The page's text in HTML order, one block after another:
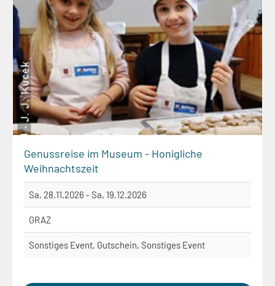
Genussreise im Museum - Honigliche
Weihnachtszeit
Sa, 28.11.2026 - Sa, 19.12.2026
GRAZ
Sonstiges Event, Gutschein, Sonstiges Event